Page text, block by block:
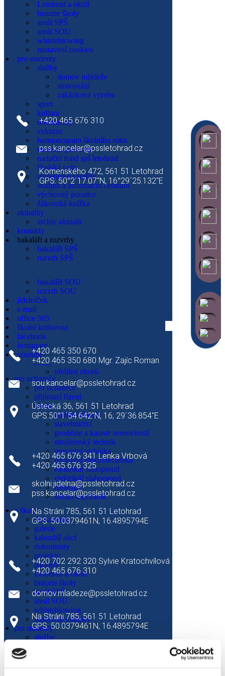
sport
kultura
studentské soutěže
exkurze
výchovný poradce
metodik prevence
školská rada
nadační fond SPŠ Letohrad
žákovská knížka
studijní a informační centrum
kalendář akcí
dokumenty
o škole
představení školy
galerie
partneři
projekty
historie školy
Letohrad a okolí
areál SPŠ
areál SOU
domov mládeže
školní jídelna
prohlášení o přístupnosti
whisteblowing
nastavení cookies
aktuality
kontakty
přehled kontaktů
pedagogičtí pracovníci SPŠ
pedagogičtí pracovníci SOU
technicko hospodářští pracovníci SPŠ
pracovníci domova mládeže
pro uchazeče
den otevřených dveří
přijímací řízení
obory
přehled oborů
stavebnictví
geodézie a katastr nemovitostí
strojírenský technik
nástrojař
strojní mechanik
elektrikář slaboproud
elektrikář silnoproud
provozní elektrotechnika
provozní technika
pro studenty
služby
nabízené služby
stravování
ubytování
zakázková výroba
kurzy
podpůrné aktivity studia
sport
kultura
studentské soutěže
exkurze
výchovný poradce
metodik prevence
školská rada
nadační fond SPŠ Letohrad
žákovská knížka
studijní a informační centrum
kalendář akcí
dokumenty
Letohrad a okolí
historie školy
areál SPŠ
areál SOU
whisteblowing
nastavení cookies
pro studenty
služby
domov mládeže
stravování
zakázková výroba
sport
kultura
dokumenty
exkurze
harmonogram školního roku
metodik prevence
nadační fond spš letohrad
školská rada
studentské soutěže
studijní a informační centrum
výchovný poradce
žákovská knížka
aktuality
archiv aktualit
kontakty
bakaláři a rozvrhy
bakaláři SPŠ
rozvrh SPŠ
bakaláři SOU
rozvrh SOU
jídelníček
e-mail
office 365
školní knihovna
facebook
instagram
youtube
pro uchazeče
pro uchazeče
přijímací řízení
obory
přehled oborů
stavebnictví
geodézie a katastr nemovitostí
strojírenský technik
provozní technika
provozní elektrotechnika
elektrikář silnoproud
elektrikář slaboproud
nástrojař
strojní mechanik
o škole
dokumenty
galerie
kalendář akcí
dokumenty
projekty
partneři
Letohrad a okolí
historie školy
areál SPŠ
areál SOU
whisteblowing
nastavení cookies
pro studenty
služby
Kontakty
Ředitelství školy
+420 465 676 310
pss.kancelar@pssletohrad.cz
Komenského 472, 561 51 Letohrad
GPS: 50°2´17.07"N, 16°29´25.132"E
Průmyslová střední škola Letohrad
Komenského 472, 561 51 Letohrad
IČ: 49314912
DIČ: CZ49314912
IZO: 049314912
Datová schránka: 4jzwpy4
Škola je zapsaná v obchodním rejstříku u Krajského
soudu v Hradci Králové, spisová značka Pr. 1512 ze dne
1.7.2016
Pracoviště SOU
+420 465 350 670
+420 465 350 680 Mgr. Zajíc Roman
sou.kancelar@pssletohrad.cz
Ústecká 36, 561 51 Letohrad
GPS:50°1´54.642"N, 16; 29´36.854"E
+420 465 676 341 Lenka Vrbová
+420 465 676 325
skolni.jidelna@pssletohrad.cz
pss.kancelar@pssletohrad.cz
Na Stráni 785, 561 51 Letohrad
GPS: 50.0379461N, 16.4895794E
Domov mládeže
+420 702 292 320 Sylvie Kratochvílová
+420 465 676 310
domov.mladeze@pssletohrad.cz
Na Stráni 785, 561 51 Letohrad
GPS: 50.0379461N, 16.4895794E